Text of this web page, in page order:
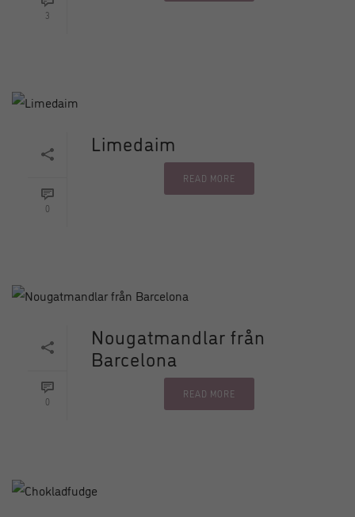
3
0
Limedaim
READ MORE
0
Nougatmandlar från
Barcelona
READ MORE